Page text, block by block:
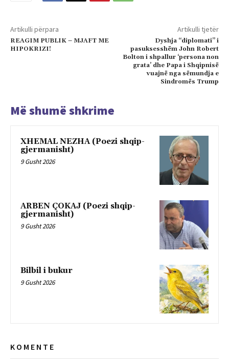
Artikulli përpara
REAGIM PUBLIK – MJAFT ME
HIPOKRIZI!
Artikulli tjetër
Dyshja “diplomati” i
pasuksesshëm John Robert
Bolton i shpallur ‘persona non
grata’ dhe Papa i Shqipnisë
vuajnë nga sëmundja e
Sindromës Trump
Më shumë shkrime
XHEMAL NEZHA (Poezi shqip-
gjermanisht)
9 Gusht 2026
ARBEN ÇOKAJ (Poezi shqip-
gjermanisht)
9 Gusht 2026
Bilbil i bukur
9 Gusht 2026
K O M E N T E